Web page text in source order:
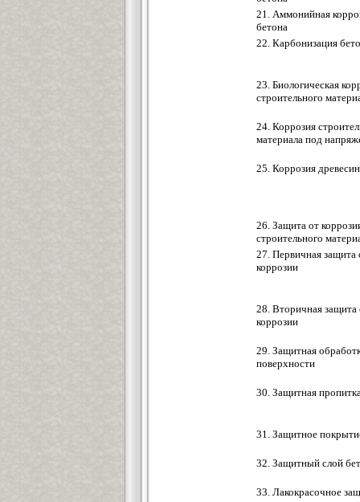
21. Аммонийная
бетона
22. Карбонизация
23. Биологическая
строительного
24. Коррозия
материала под
25. Коррозия
26. Защита от
строительного
27. Первичная защита
коррозии
28. Вторичная защита
коррозии
29. Защитная
поверхности
30. Защитная
31. Защитное
32. Защитный слой
33. Лакокрасочное